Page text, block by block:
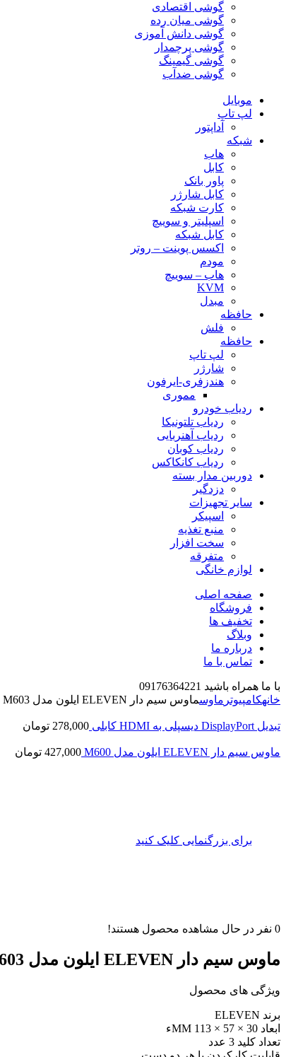
گوشی اقتصادی
گوشی میان رده
گوشی دانش آموزی
گوشی پرچمدار
گوشی گیمینگ
گوشی ضدآب
موبایل
لپ تاپ
آداپتور
شبکه
هاب
کابل
پاور بانک
کابل شارژر
کارت شبکه
اسپلیتر و سوییچ
کابل شبکه
اکسس پوینت – روتر
مودم
هاب – سوییچ
KVM
مبدل
حافظه
فلش
حافظه
لپ تاپ
شارژر
هندزفری-ایرفون
مموری
ردیاب خودرو
ردیاب تلتونیکا
ردیاب آهنربایی
ردیاب کوبان
ردیاب کانکاکس
دوربین مدار بسته
دزدگیر
سایر تجهیزات
اسپیکر
منبع تغذیه
سخت افزار
متفرقه
لوازم خانگی
صفحه اصلی
فروشگاه
تخفیف ها
وبلاگ
درباره ما
تماس با ما
با ما همراه باشید 09176364221
خانهکامپیوتر ماوسماوس سیم دار ELEVEN ایلون مدل M603
تبدیل DisplayPort دیسپلی به HDMI کابلی 278,000 تومان
ماوس سیم دار ELEVEN ایلون مدل M600 427,000 تومان
برای بزرگنمایی کلیک کنید
0 نفر در حال مشاهده محصول هستند!
ماوس سیم دار ELEVEN ایلون مدل M603
ویژگی های محصول
برند ELEVEN
ابعاد 30 × 57 × 113 MMء
تعداد کلید 3 عدد